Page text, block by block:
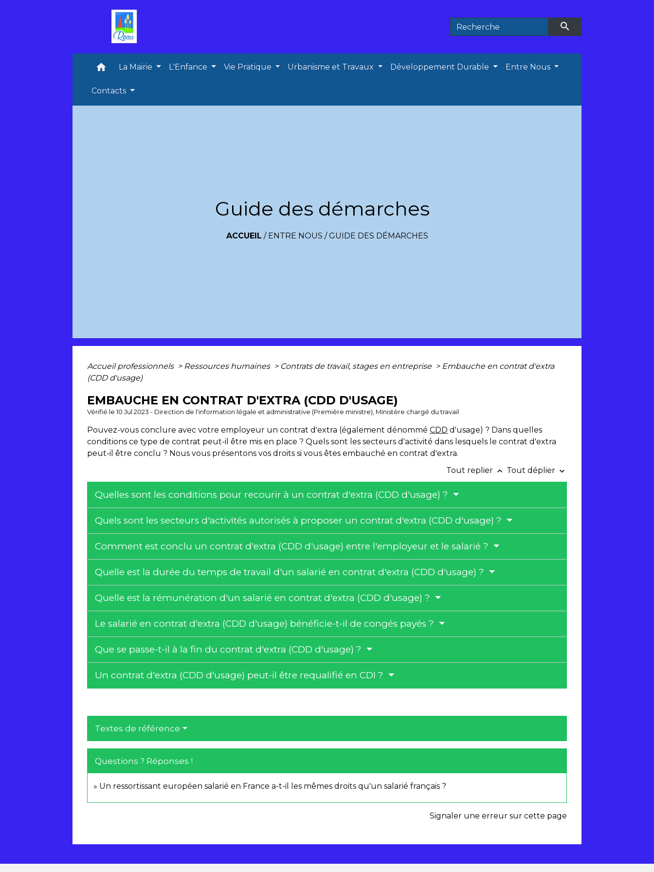
search
home La Mairie L'Enfance Vie Pratique Urbanisme et Travaux Développement Durable Entre Nous
Contacts
Guide des démarches
ACCUEIL / ENTRE NOUS /GUIDE DES DÉMARCHES
Accueil professionnels > Ressources humaines > Contrats de travail, stages en entreprise > Embauche en contrat d'extra
(CDD d'usage)
EMBAUCHE EN CONTRAT D'EXTRA (CDD D'USAGE)
Vérifié le 10 Jul 2023 - Direction de l'information légale et administrative (Première ministre), Ministère chargé du travail
Pouvez-vous conclure avec votre employeur un contrat d'extra (également dénomméCDD d'usage) ? Dans quelles
conditions ce type de contrat peut-il être mis en place ? Quels sont les secteurs d'activité dans lesquels le contrat d'extra
peut-il être conclu ? Nous vous présentons vos droits si vous êtes embauché en contrat d'extra.
Tout replier keyboard_arrow_up Tout déplier keyboard_arrow_down
Quelles sont les conditions pour recourir à un contrat d'extra (CDD d'usage) ?
Quels sont les secteurs d'activités autorisés à proposer un contrat d'extra (CDD d'usage) ?
Comment est conclu un contrat d'extra (CDD d'usage) entre l'employeur et le salarié ?
Quelle est la durée du temps de travail d'un salarié en contrat d'extra (CDD d'usage) ?
Quelle est la rémunération d'un salarié en contrat d'extra (CDD d'usage) ?
Le salarié en contrat d'extra (CDD d'usage) bénéficie-t-il de congés payés ?
Que se passe-t-il à la fin du contrat d'extra (CDD d'usage) ?
Un contrat d'extra (CDD d'usage) peut-il être requalifié en CDI ?
Textes de référence
Questions ? Réponses !
Un ressortissant européen salarié en France a-t-il les mêmes droits qu'un salarié français ?
Signaler une erreur sur cette page